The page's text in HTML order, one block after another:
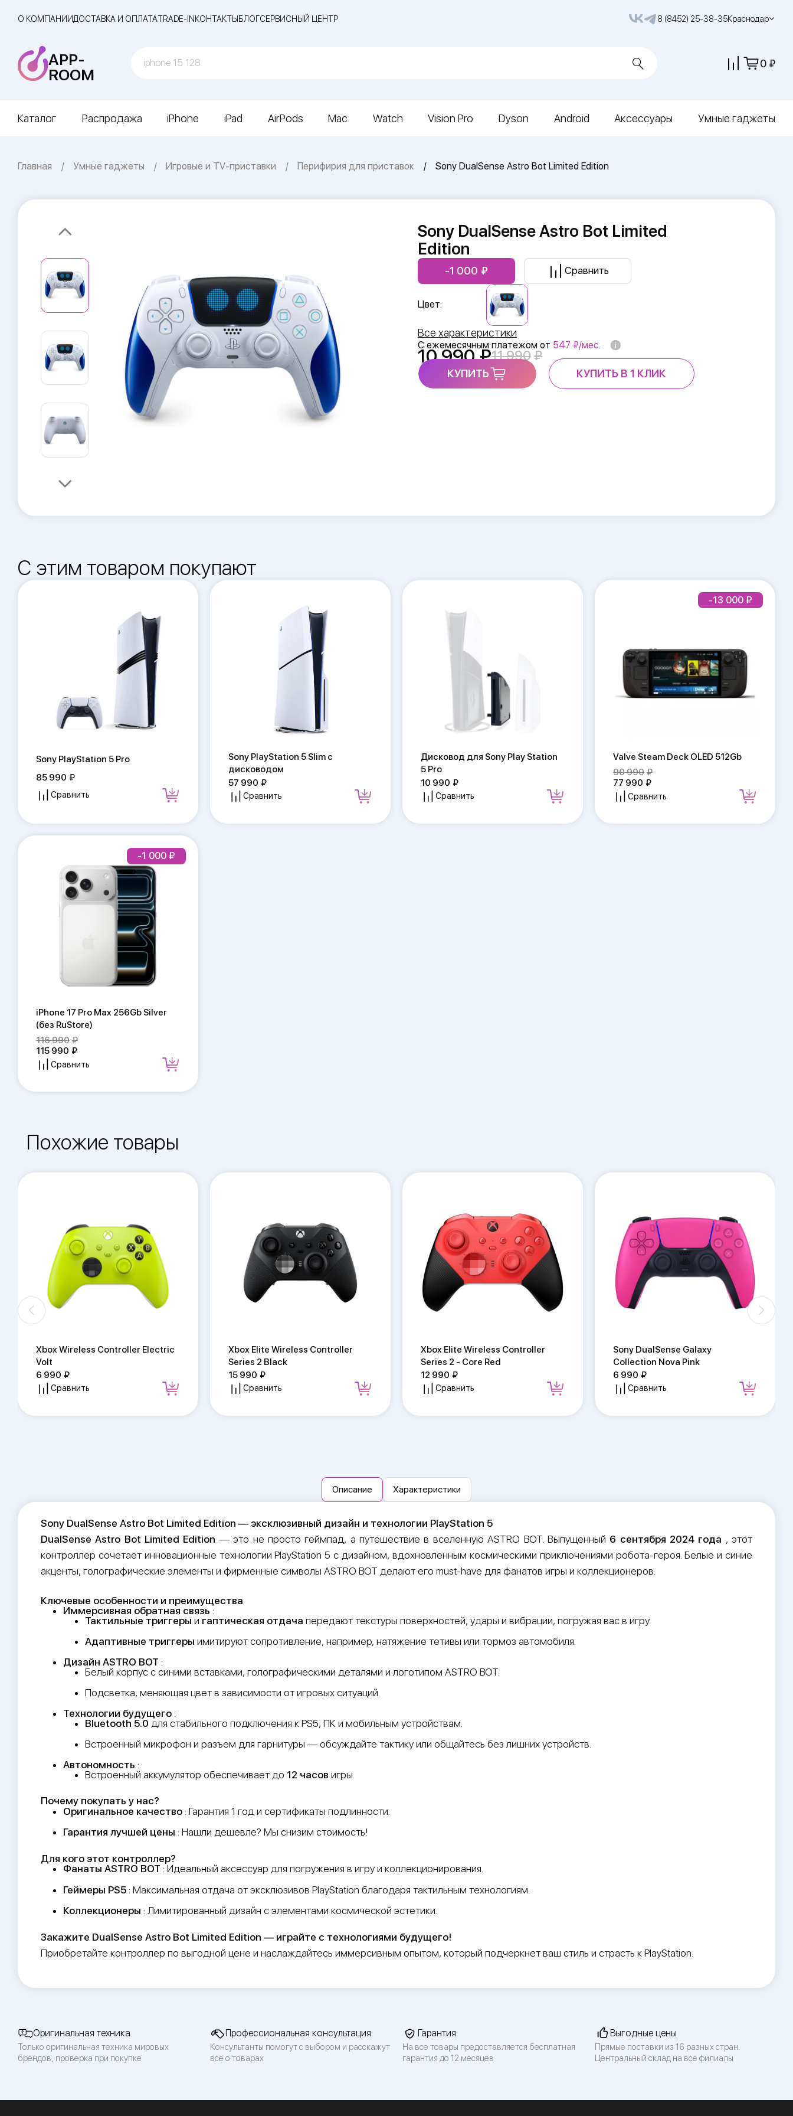
О КОМПАНИИДОСТАВКА И ОПЛАТАTRADE-INКОНТАКТЫБЛОГСЕРВИСНЫЙ ЦЕНТР 8 (8452) 25-38-35Краснодар
APP-
ROOM
0
Каталог Распродажа iPhone iPad AirPods Mac Watch Vision Pro Dyson Android Аксессуары Умные гаджеты
Главная Умные гаджеты Игровые и TV-приставки Перифирия для приставок Sony DualSense Astro Bot Limited Edition
Sony DualSense Astro Bot Limited
Edition
-1 000 Сравнить
Цвет:
Все характеристики
С ежемесячным платежом от 547 ₽/мес.
10 990 11 990
КУПИТЬ КУПИТЬ В 1 КЛИК
С этим товаром покупают
Sony PlayStation 5 Pro
85 990
Сравнить
Sony PlayStation 5 Slim с
дисководом
57 990
Сравнить
Дисковод для Sony Play Station
5 Pro
10 990
Сравнить
Valve Steam Deck OLED 512Gb
90 990
77 990
Сравнить
-13 000
iPhone 17 Pro Max 256Gb Silver
(без RuStore)
116 990
115 990
Сравнить
-1 000
Похожие товары
Xbox Wireless Controller Electric
Volt
6 990
Сравнить
Xbox Elite Wireless Controller
Series 2 Black
15 990
Сравнить
Xbox Elite Wireless Controller
Series 2 - Core Red
12 990
Сравнить
Sony DualSense Galaxy
Collection Nova Pink
6 990
Сравнить
Описание Характеристики
Sony DualSense Astro Bot Limited Edition — эксклюзивный дизайн и технологии PlayStation 5
DualSense Astro Bot Limited Edition — это не просто геймпад, а путешествие в вселенную ASTRO BOT. Выпущенный 6 сентября 2024 года , этот
контроллер сочетает инновационные технологии PlayStation 5 с дизайном, вдохновленным космическими приключениями робота-героя. Белые и синие
акценты, голографические элементы и фирменные символы ASTRO BOT делают его must-have для фанатов игры и коллекционеров.
Ключевые особенности и преимущества
Иммерсивная обратная связь :
Тактильные триггерыи гаптическая отдачапередают текстуры поверхностей, удары и вибрации, погружая вас в игру.
Адаптивные триггерыимитируют сопротивление, например, натяжение тетивы или тормоз автомобиля.
Дизайн ASTRO BOT :
Белый корпус с синими вставками, голографическими деталями и логотипом ASTRO BOT.
Подсветка, меняющая цвет в зависимости от игровых ситуаций.
Технологии будущего :
Bluetooth 5.0 для стабильного подключения к PS5, ПК и мобильным устройствам.
Встроенный микрофон и разъем для гарнитуры — обсуждайте тактику или общайтесь без лишних устройств.
Автономность :
Встроенный аккумулятор обеспечивает до 12 часовигры.
Почему покупать у нас?
Оригинальное качество : Гарантия 1 год и сертификаты подлинности.
Гарантия лучшей цены : Нашли дешевле? Мы снизим стоимость!
Для кого этот контроллер?
Фанаты ASTRO BOT : Идеальный аксессуар для погружения в игру и коллекционирования.
Геймеры PS5 : Максимальная отдача от эксклюзивов PlayStation благодаря тактильным технологиям.
Коллекционеры : Лимитированный дизайн с элементами космической эстетики.
Закажите DualSense Astro Bot Limited Edition — играйте с технологиями будущего!
Приобретайте контроллер по выгодной цене и наслаждайтесь иммерсивным опытом, который подчеркнет ваш стиль и страсть к PlayStation.
Оригинальная техника
Только оригинальная техника мировых
брендов, проверка при покупке
Профессиональная консультация
Консультанты помогут с выбором и расскажут
все о товарах
Гарантия
На все товары предоставляется бесплатная
гарантия до 12 месяцев
Выгодные цены
Прямые поставки из 16 разных стран.
Центральный склад на все филиалы